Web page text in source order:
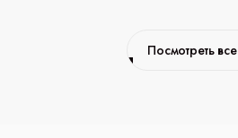
Посмотреть все